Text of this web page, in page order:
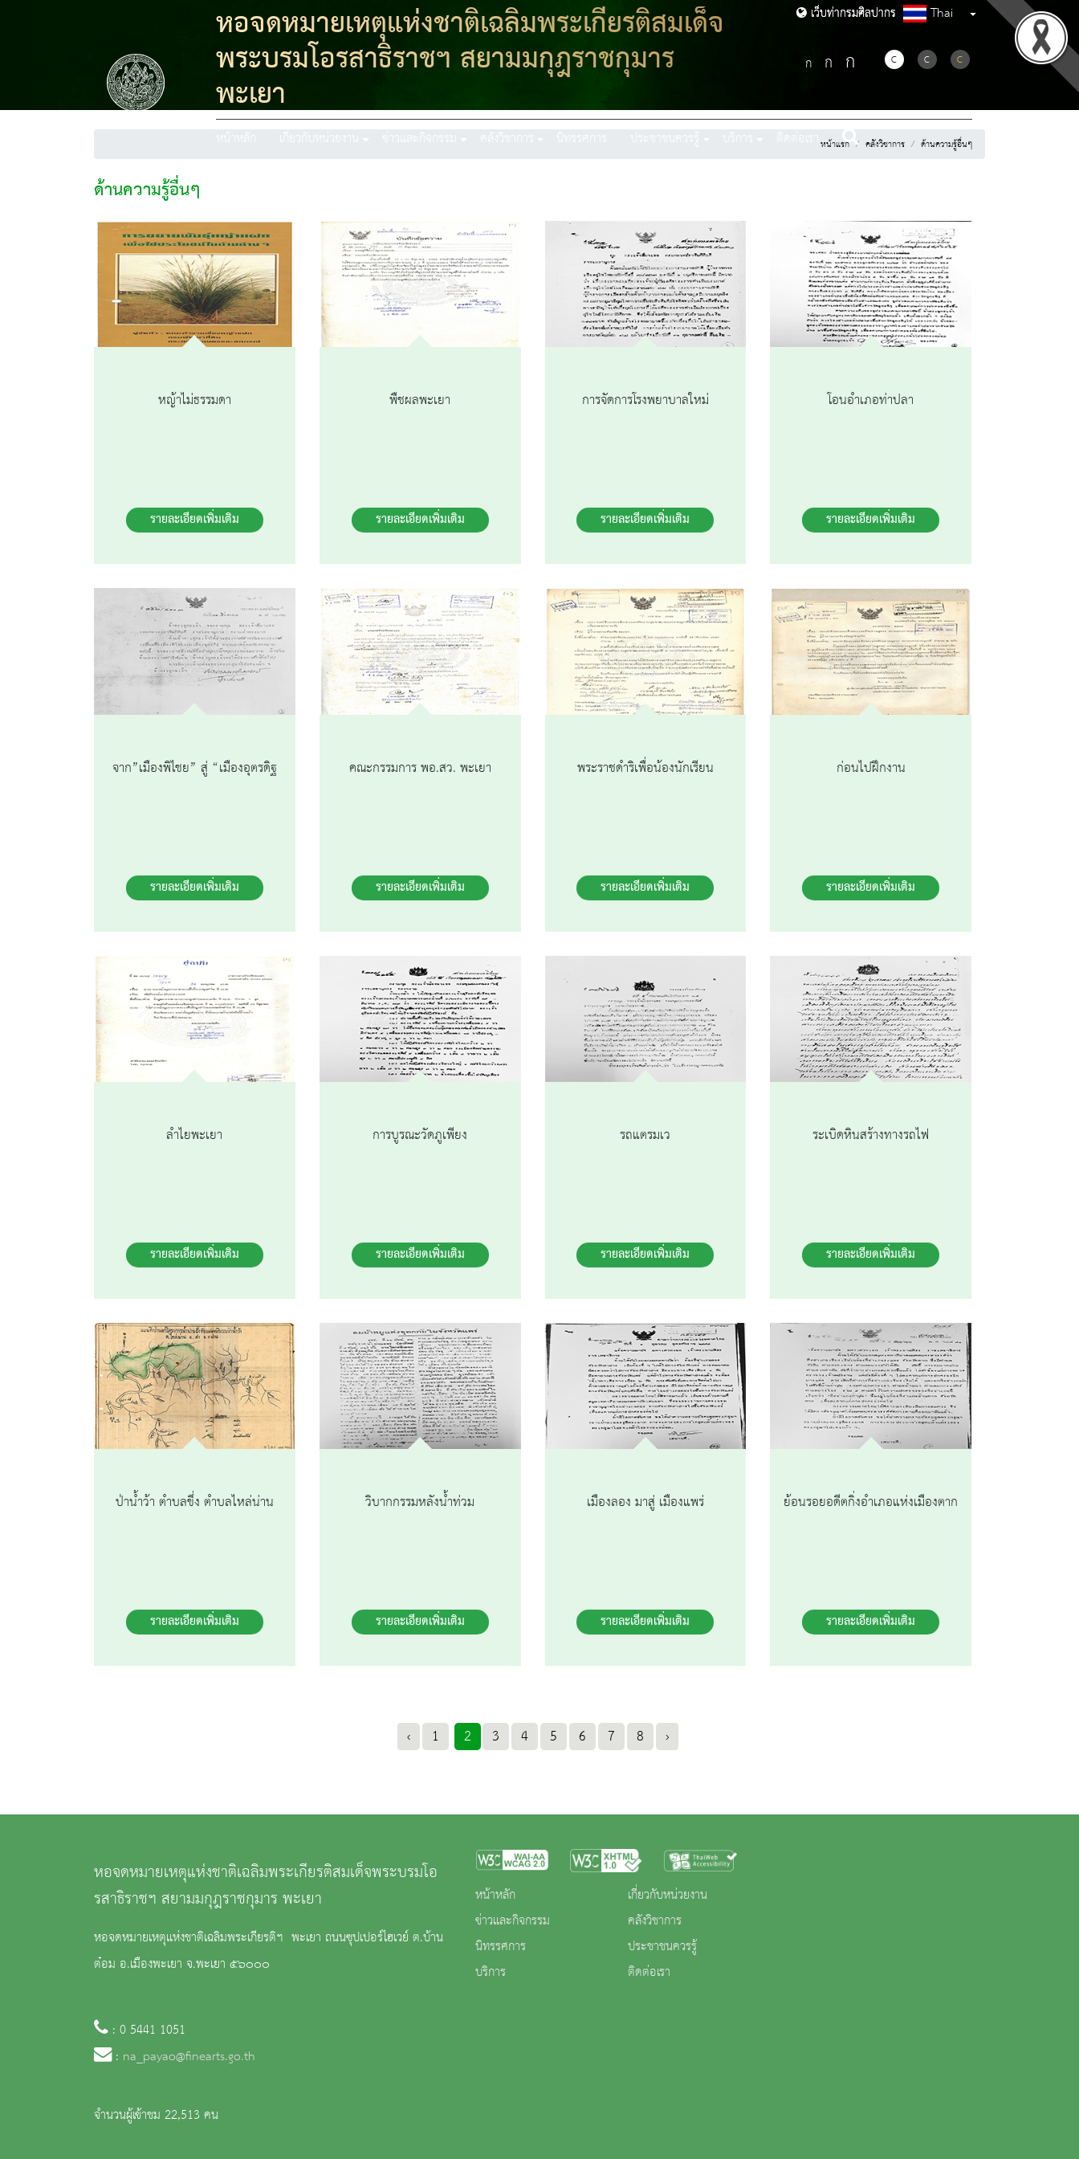
เว็บท่ากรมศิลปากร
หอจดหมายเหตุแห่งชาติเฉลิมพระเกียรติสมเด็จ
พระบรมโอรสาธิราชฯ สยามมกุฎราชกุมาร
พะเยา
เว็บท่ากรมศิลปากร Thai
ก ก ก C C C
หน้าแรก คลังวิชาการ ด้านความรู้อื่นๆ
ด้านความรู้อื่นๆ
หญ้าไม่ธรรมดา
รายละเอียดเพิ่มเติม
พืชผลพะเยา
รายละเอียดเพิ่มเติม
การจัดการโรงพยาบาลใหม่
รายละเอียดเพิ่มเติม
โอนอำเภอท่าปลา
รายละเอียดเพิ่มเติม
จาก”เมืองพิไชย” สู่ “เมืองอุตรดิฐ
รายละเอียดเพิ่มเติม
คณะกรรมการ พอ.สว. พะเยา
รายละเอียดเพิ่มเติม
พระราชดำริเพื่อน้องนักเรียน
รายละเอียดเพิ่มเติม
ก่อนไปฝึกงาน
รายละเอียดเพิ่มเติม
ลำไยพะเยา
รายละเอียดเพิ่มเติม
การบูรณะวัดภูเพียง
รายละเอียดเพิ่มเติม
รถแตรมเว
รายละเอียดเพิ่มเติม
ระเบิดหินสร้างทางรถไฟ
รายละเอียดเพิ่มเติม
ป่าน้ำว้า ตำบลขึ่ง ตำบลไหล่น่าน
รายละเอียดเพิ่มเติม
วิบากกรรมหลังน้ำท่วม
รายละเอียดเพิ่มเติม
เมืองลอง มาสู่ เมืองแพร่
รายละเอียดเพิ่มเติม
ย้อนรอยอดีตกิ่งอำเภอแห่งเมืองตาก
รายละเอียดเพิ่มเติม
‹ 1 2 3 4 5 6 7 8 ›
หอจดหมายเหตุแห่งชาติเฉลิมพระเกียรติสมเด็จพระบรมโอ
รสาธิราชฯ สยามมกุฎราชกุมาร พะเยา
หอจดหมายเหตุแห่งชาติเฉลิมพระเกียรติฯ พะเยา ถนนซุปเปอร์ไฮเวย์ ต.บ้าน
ต๋อม อ.เมืองพะเยา จ.พะเยา ๕๖๐๐๐
: 0 5441 1051
: na_payao@finearts.go.th
จำนวนผู้เข้าชม 22,513 คน
หน้าหลัก
ข่าวและกิจกรรม
นิทรรศการ
บริการ
เกี่ยวกับหน่วยงาน
คลังวิชาการ
ประชาชนควรรู้
ติดต่อเรา